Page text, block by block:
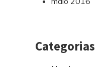
Categorias